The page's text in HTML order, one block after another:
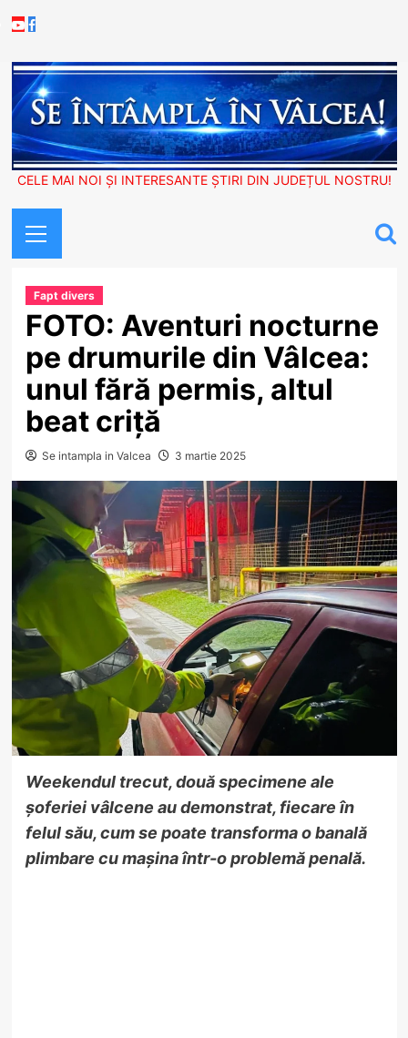
to
Youtube
Facebook
CELE MAI NOI ȘI INTERESANTE ȘTIRI DIN JUDEȚUL NOSTRU!
Menu
Fapt divers
FOTO: Aventuri nocturne
pe drumurile din Vâlcea:
unul fără permis, altul
beat criță
Se intampla in Valcea 3 martie 2025
Weekendul trecut, două specimene ale
șoferiei vâlcene au demonstrat, fiecare în
felul său, cum se poate transforma o banală
plimbare cu mașina într-o problemă penală.